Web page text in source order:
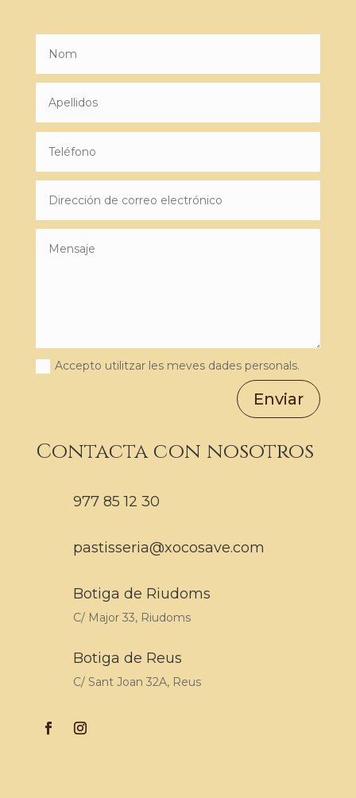
Accepto utilitzar les meves dades personals.
Enviar
Contacta con nosotros
977 85 12 30
pastisseria@xocosave.com
Botiga de Riudoms
C/ Major 33, Riudoms
Botiga de Reus
C/ Sant Joan 32A, Reus